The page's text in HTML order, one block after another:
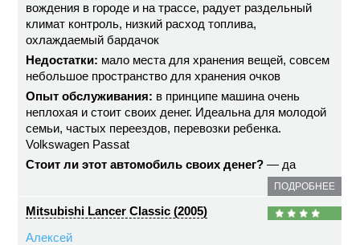
вождения в городе и на трассе, радует раздельный
климат контроль, низкий расход топлива,
охлаждаемый бардачок
Недостатки: мало места для хранения вещей, совсем
небольшое пространство для хранения очков
Опыт обслуживания: в принципе машина очень
неплохая и стоит своих денег. Идеальна для молодой
семьи, частых переездов, перевозки ребенка.
Volkswagen Passat
Стоит ли этот автомобиль своих денег? — да
ПОДРОБНЕЕ
Mitsubishi Lancer Classic (2005)
Алексей